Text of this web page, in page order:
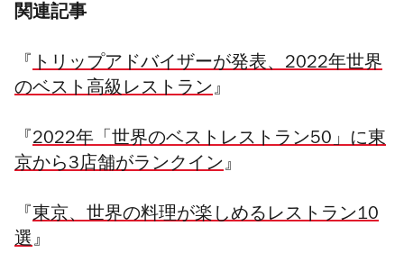
関連記事
『 トリップアドバイザーが発表、2022年世界
のベスト高級レストラン』
『 2022年「世界のベストレストラン50」に東
京から3店舗がランクイン』
『 東京、世界の料理が楽しめるレストラン10
選』